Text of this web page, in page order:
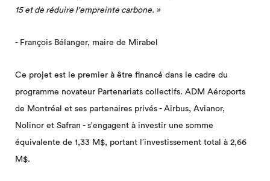
15 et de réduire l'empreinte carbone. »
- François Bélanger, maire de Mirabel
Ce projet est le premier à être financé dans le cadre du
programme novateur Partenariats collectifs. ADM Aéroports
de Montréal et ses partenaires privés - Airbus, Avianor,
Nolinor et Safran - s'engagent à investir une somme
équivalente de 1,33 M$, portant l′investissement total à 2,66
M$.